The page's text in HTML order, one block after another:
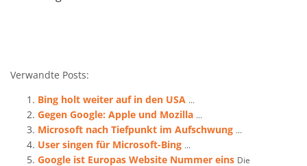
Verwandte Posts:
Bing holt weiter auf in den USA ...
Gegen Google: Apple und Mozilla ...
Microsoft nach Tiefpunkt im Aufschwung ...
User singen für Microsoft-Bing ...
Google ist Europas Website Nummer eins Die